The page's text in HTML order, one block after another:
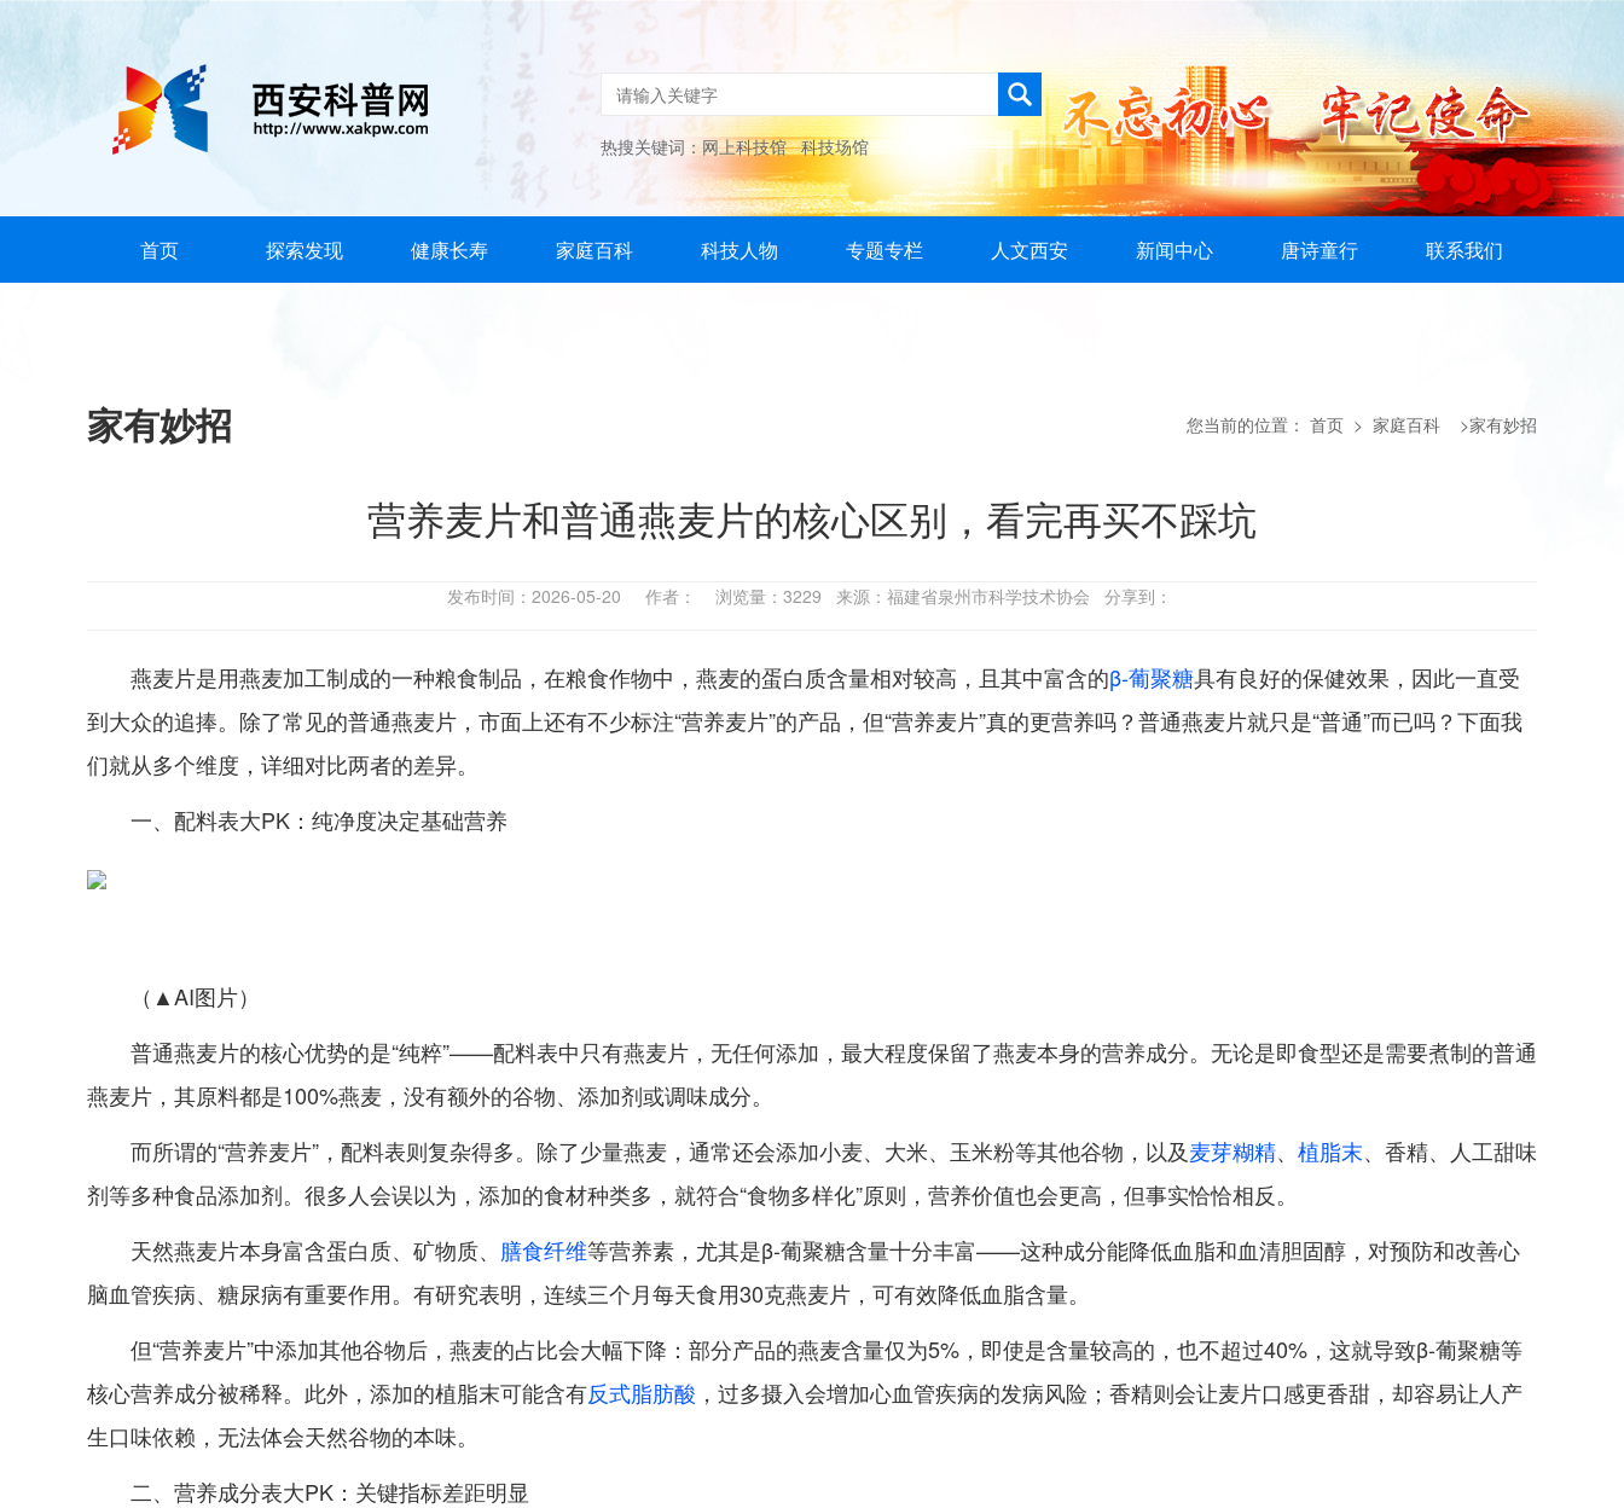
热搜关键词： 网上科技馆 科技场馆
首页 探索发现 健康长寿 家庭百科 科技人物 专题专栏 人文西安 新闻中心 唐诗童行 联系我们
家有妙招 您当前的位置： 首页 > 家庭百科 >家有妙招
营养麦片和普通燕麦片的核心区别，看完再买不踩坑
发布时间：2026-05-20 作者： 浏览量：3229 来源：福建省泉州市科学技术协会 分享到：
燕麦片是用燕麦加工制成的一种粮食制品，在粮食作物中，燕麦的蛋白质含量相对较高，且其中富含的β-葡聚糖具有良好的保健效果，因此一直受
到大众的追捧。除了常见的普通燕麦片，市面上还有不少标注“营养麦片”的产品，但“营养麦片”真的更营养吗？普通燕麦片就只是“普通”而已吗？下面我
们就从多个维度，详细对比两者的差异。
一、配料表大PK：纯净度决定基础营养
（▲AI图片）
普通燕麦片的核心优势的是“纯粹”——配料表中只有燕麦片，无任何添加，最大程度保留了燕麦本身的营养成分。无论是即食型还是需要煮制的普通
燕麦片，其原料都是100%燕麦，没有额外的谷物、添加剂或调味成分。
而所谓的“营养麦片”，配料表则复杂得多。除了少量燕麦，通常还会添加小麦、大米、玉米粉等其他谷物，以及麦芽糊精、 植脂末、香精、人工甜味
剂等多种食品添加剂。很多人会误以为，添加的食材种类多，就符合“食物多样化”原则，营养价值也会更高，但事实恰恰相反。
天然燕麦片本身富含蛋白质、矿物质、 膳食纤维等营养素，尤其是β-葡聚糖含量十分丰富——这种成分能降低血脂和血清胆固醇，对预防和改善心
脑血管疾病、糖尿病有重要作用。有研究表明，连续三个月每天食用30克燕麦片，可有效降低血脂含量。
但“营养麦片”中添加其他谷物后，燕麦的占比会大幅下降：部分产品的燕麦含量仅为5%，即使是含量较高的，也不超过40%，这就导致β-葡聚糖等
核心营养成分被稀释。此外，添加的植脂末可能含有反式脂肪酸 ，过多摄入会增加心血管疾病的发病风险；香精则会让麦片口感更香甜，却容易让人产
生口味依赖，无法体会天然谷物的本味。
二、营养成分表大PK：关键指标差距明显